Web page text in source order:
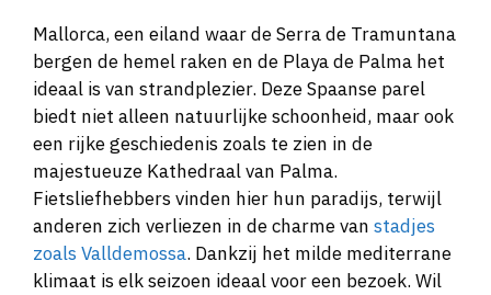
Mallorca, een eiland waar de Serra de Tramuntana
bergen de hemel raken en de Playa de Palma het
ideaal is van strandplezier. Deze Spaanse parel
biedt niet alleen natuurlijke schoonheid, maar ook
een rijke geschiedenis zoals te zien in de
majestueuze Kathedraal van Palma.
Fietsliefhebbers vinden hier hun paradijs, terwijl
anderen zich verliezen in de charme van stadjes
zoals Valldemossa. Dankzij het milde mediterrane
klimaat is elk seizoen ideaal voor een bezoek. Wil